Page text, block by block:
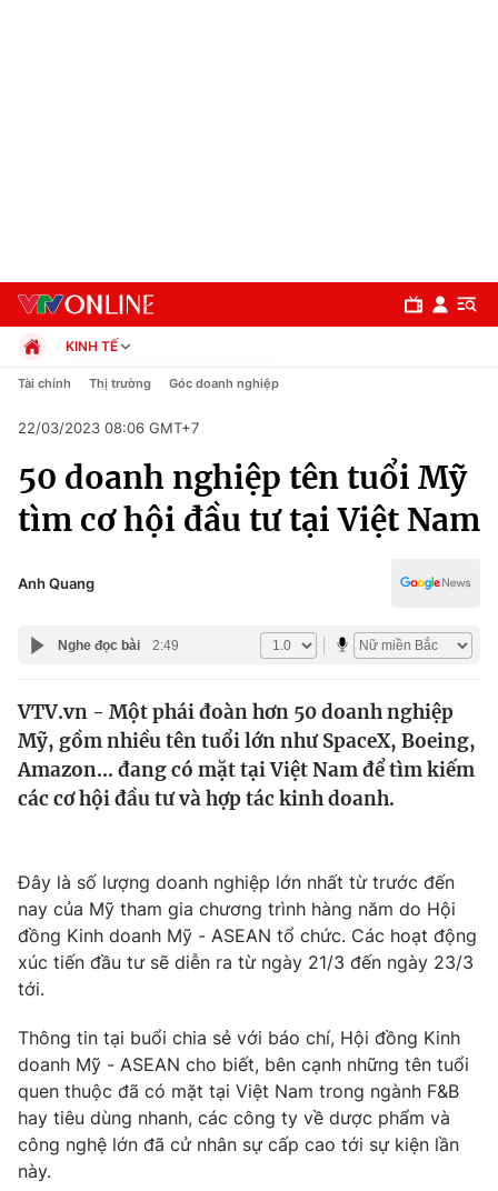
Chuyên mục
Chính trị
Pháp luật
Thế giới
Tin tức
Câu chuyện quốc tế
Tài chính
Thị trường
Góc doanh nghiệp
Dữ liệu và đời sống
Truyền hình
Phim VTV
Hậu trường
Nhân vật
Khán giả
Giải sao mai
Điện ảnh
Âm nhạc
Sao
Đời sống
Du lịch
Làm đẹp
Giáo dục
KINH TẾ
Chính trị
Pháp luật
Kinh tế
Thể thao
Truyền hình
Y tế
Công nghệ
Tài chính Thị trường Góc doanh nghiệp
22/03/2023 08:06 GMT+7
50 doanh nghiệp tên tuổi Mỹ
tìm cơ hội đầu tư tại Việt Nam
Anh Quang
Nghe đọc bài 2:49
VTV.vn - Một phái đoàn hơn 50 doanh nghiệp
Mỹ, gồm nhiều tên tuổi lớn như SpaceX, Boeing,
Amazon... đang có mặt tại Việt Nam để tìm kiếm
các cơ hội đầu tư và hợp tác kinh doanh.
Đây là số lượng doanh nghiệp lớn nhất từ trước đến
nay của Mỹ tham gia chương trình hàng năm do Hội
đồng Kinh doanh Mỹ - ASEAN tổ chức. Các hoạt động
xúc tiến đầu tư sẽ diễn ra từ ngày 21/3 đến ngày 23/3
tới.
Thông tin tại buổi chia sẻ với báo chí, Hội đồng Kinh
doanh Mỹ - ASEAN cho biết, bên cạnh những tên tuổi
quen thuộc đã có mặt tại Việt Nam trong ngành F&B
hay tiêu dùng nhanh, các công ty về dược phẩm và
công nghệ lớn đã cử nhân sự cấp cao tới sự kiện lần
này.